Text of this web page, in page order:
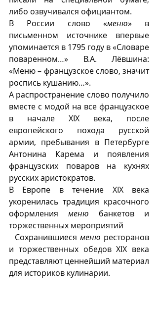
либо озвучивался официантом.
В России слово «меню» в
письменном источнике впервые
упоминается в 1795 году в «Словаре
поваренном…» В.А. Лëвшина:
«Меню – французское слово, значит
роспись кушанию…».
А распространение слово получило
вместе с модой на все французское
в начале XIX века, после
европейского похода русской
армии, пребывания в Петербурге
Антонина Карема и появления
французских поваров на кухнях
русских аристократов.
В Европе в течение XIX века
укоренилась традиция красочного
оформления меню банкетов и
торжественных мероприятий
  Сохранившиеся
меню ресторанов
и торжественных обедов XIX века
представляют ценнейший материал
для историков кулинарии.